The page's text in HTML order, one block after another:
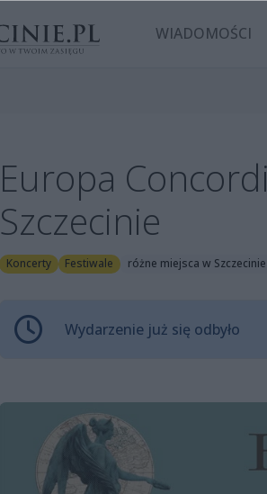
WIADOMOŚCI
Europa
Szczecinie
Koncerty Festiwale różne miejsca w Szczecinie
Wydarzenie już się odbyło